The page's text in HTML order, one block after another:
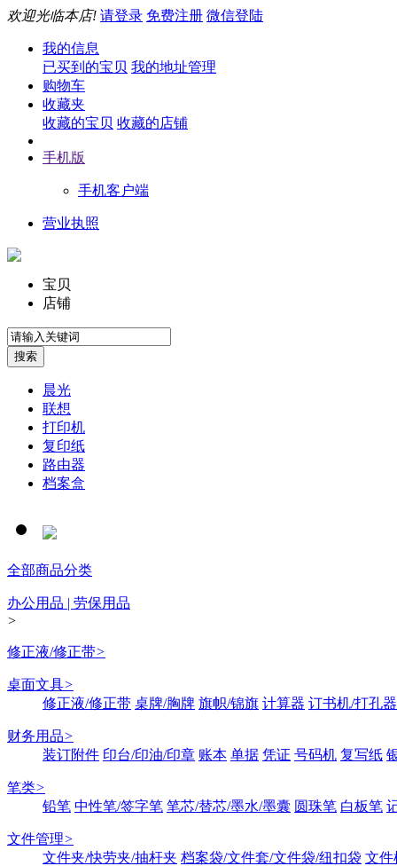
欢迎光临本店! 请登录 免费注册 微信登陆
我的信息
已买到的宝贝 我的地址管理
购物车
收藏夹
收藏的宝贝 收藏的店铺
手机版
手机客户端
营业执照
宝贝
店铺
晨光
联想
打印机
复印纸
路由器
档案盒
全部商品分类
办公用品 | 劳保用品
>
修正液/修正带>
桌面文具>
修正液/修正带 桌牌/胸牌 旗帜/锦旗 计算器 订书机/打孔器
财务用品>
装订附件 印台/印油/印章 账本 单据 凭证 号码机 复写纸
笔类>
铅笔 中性笔/签字笔 笔芯/替芯/墨水/墨囊 圆珠笔 白板笔
文件管理>
文件夹/快劳夹/抽杆夹 档案袋/文件套/文件袋/纽扣袋 文件